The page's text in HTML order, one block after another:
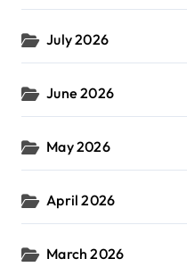
July 2026
June 2026
May 2026
April 2026
March 2026